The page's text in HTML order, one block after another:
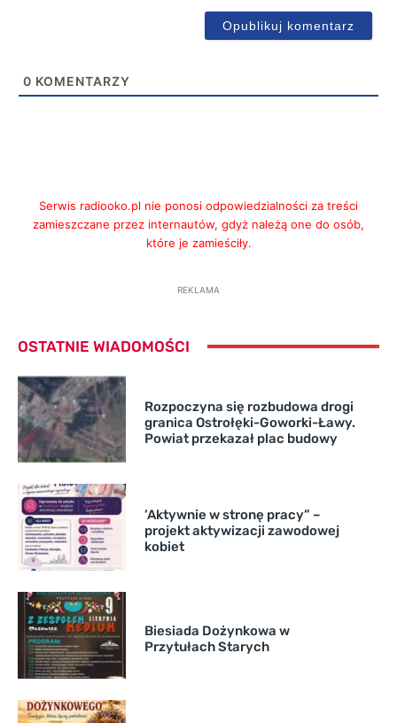
0 KOMENTARZY
Serwis radiooko.pl nie ponosi odpowiedzialności za treści
zamieszczane przez internautów, gdyż należą one do osób,
które je zamieściły.
REKLAMA
OSTATNIE WIADOMOŚCI
Rozpoczyna się rozbudowa drogi
granica Ostrołęki-Goworki-Ławy.
Powiat przekazał plac budowy
’Aktywnie w stronę pracy” –
projekt aktywizacji zawodowej
kobiet
Biesiada Dożynkowa w
Przytułach Starych